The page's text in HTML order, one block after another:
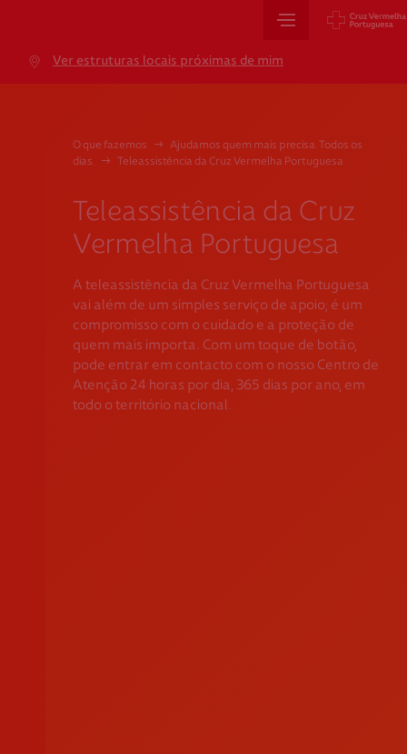
Ver estruturas locais próximas de mim
sede@cruzvermelha.org.pt
+351 213 913 900
Cartão de Saúde
Avenida Casal Ribeiro, 59, 6º, 1049-053 Lisboa
gestao.cartaocvp@cruzvermelha.org.pt
+351 707 10 28 28
O que fazemos →
Ajudamos quem mais precisa. Todos os
dias.
→ Teleassistência da Cruz Vermelha Portuguesa
Teleassistência da Cruz
Vermelha Portuguesa
A teleassistência da Cruz Vermelha Portuguesa
vai além de um simples serviço de apoio; é um
compromisso com o cuidado e a proteção de
quem mais importa. Com um toque de botão,
pode entrar em contacto com o nosso Centro de
Atenção 24 horas por dia, 365 dias por ano, em
todo o território nacional.